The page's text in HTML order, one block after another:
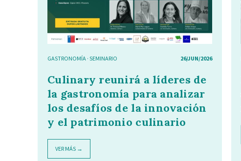
GASTRONOMÍA · SEMINARIO 26/JUN/2026
Culinary reunirá a líderes de
la gastronomía para analizar
los desafíos de la innovación
y el patrimonio culinario
VER MÁS →